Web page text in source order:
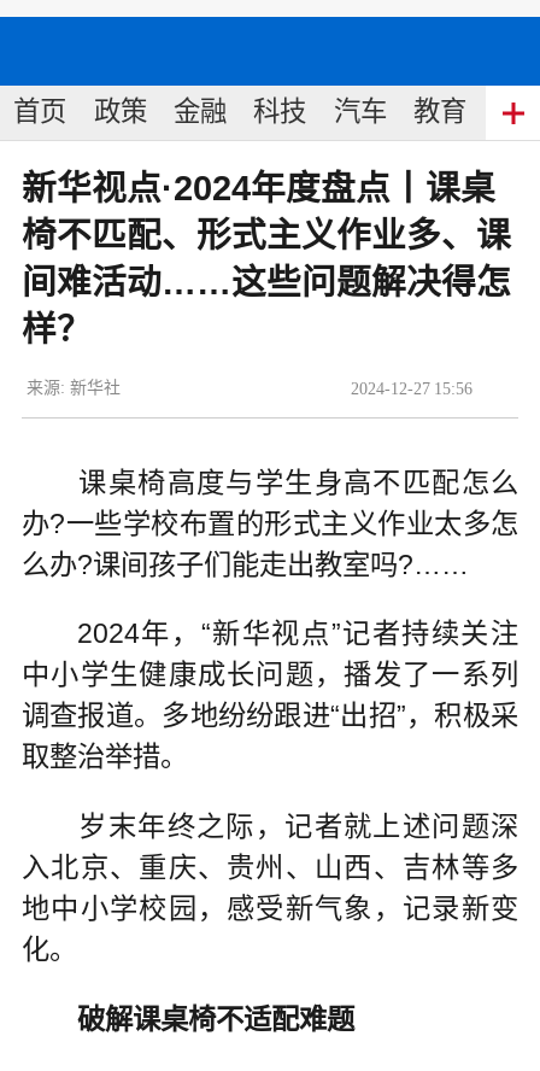
首页 政策 金融 科技 汽车 教育 食
新华视点·2024年度盘点丨课桌
椅不匹配、形式主义作业多、课
间难活动……这些问题解决得怎
样？
2024-12-27 15:56
来源: 新华社
课桌椅高度与学生身高不匹配怎么
办?一些学校布置的形式主义作业太多怎
么办?课间孩子们能走出教室吗?……
2024年，“新华视点”记者持续关注
中小学生健康成长问题，播发了一系列
调查报道。多地纷纷跟进“出招”，积极采
取整治举措。
岁末年终之际，记者就上述问题深
入北京、重庆、贵州、山西、吉林等多
地中小学校园，感受新气象，记录新变
化。
破解课桌椅不适配难题